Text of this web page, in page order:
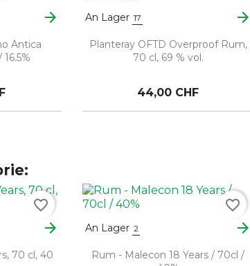
arrow_forward
Antica
An Lager 17 arrow_forward
Planteray OFTD Overproof Rum,
70 cl, 69 % vol.
44,00 CHF
arrow_forward
70 cl, 40
favorite_border
An Lager 2 arrow_forward
Rum - Malecon 18 Years / 70cl /
favorite_border